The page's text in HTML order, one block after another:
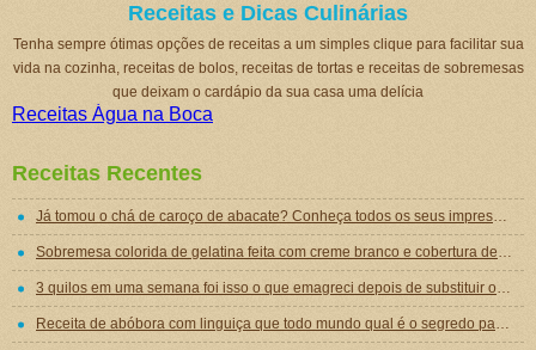
Receitas e Dicas Culinárias
Tenha sempre ótimas opções de receitas a um simples clique para facilitar sua
vida na cozinha, receitas de bolos, receitas de tortas e receitas de sobremesas
que deixam o cardápio da sua casa uma delícia
Receitas Água na Boca
Receitas Recentes
Já tomou o chá de caroço de abacate? Conheça todos os seus impressionantes benefícios!
Sobremesa colorida de gelatina feita com creme branco e cobertura de mousse de gelatina
3 quilos em uma semana foi isso o que emagreci depois de substituir o jantar por essa sopa emagrecedora
Receita de abóbora com linguiça que todo mundo qual é o segredo para ficar tão gostosa